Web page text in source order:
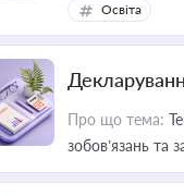
Освіта
Про що тема:
зобов’язань та